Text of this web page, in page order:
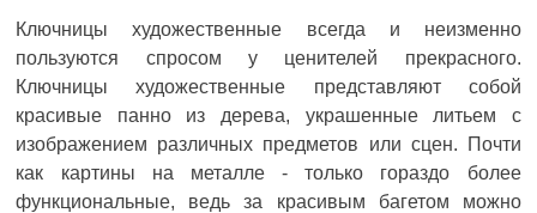
Ключницы художественные всегда и неизменно
пользуются спросом у ценителей прекрасного.
Ключницы художественные представляют собой
красивые панно из дерева, украшенные литьем с
изображением различных предметов или сцен. Почти
как картины на металле - только гораздо более
функциональные, ведь за красивым багетом можно